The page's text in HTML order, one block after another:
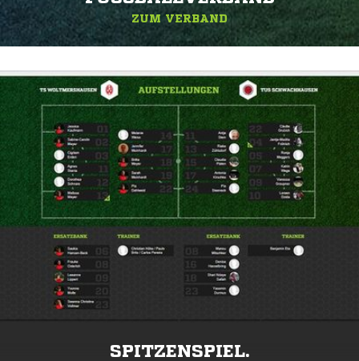
ZUM VERBAND
SPITZENSPIEL.